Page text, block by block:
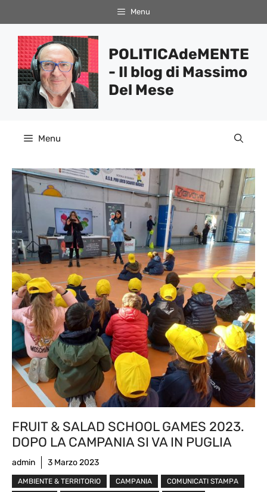
al
contenuto
Menu
POLITICAdeMENTE
- Il blog di Massimo
Del Mese
Menu
FRUIT & SALAD SCHOOL GAMES 2023.
DOPO LA CAMPANIA SI VA IN PUGLIA
admin 3 Marzo 2023
AMBIENTE & TERRITORIO CAMPANIA
COMUNICATI STAMPA